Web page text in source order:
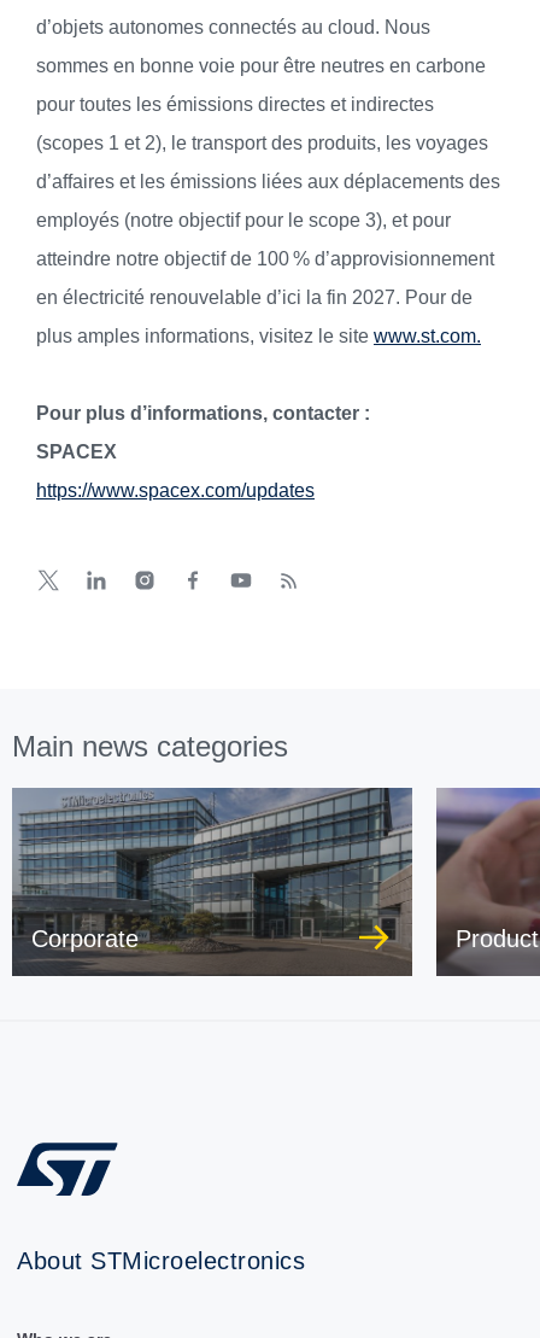
d’objets autonomes connectés au cloud. Nous
sommes en bonne voie pour être neutres en carbone
pour toutes les émissions directes et indirectes
(scopes 1 et 2), le transport des produits, les voyages
d’affaires et les émissions liées aux déplacements des
employés (notre objectif pour le scope 3), et pour
atteindre notre objectif de 100 % d’approvisionnement
en électricité renouvelable d’ici la fin 2027. Pour de
plus amples informations, visitez le site www.st.com.
Pour plus d’informations, contacter :
SPACEX
https://www.spacex.com/updates
Main news categories
Corporate
About STMicroelectronics